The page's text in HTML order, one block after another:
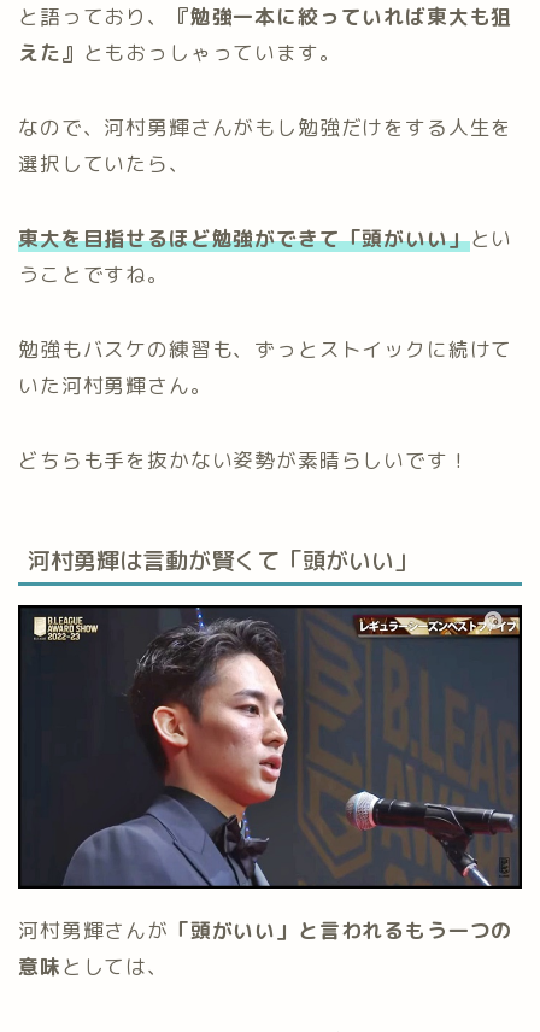
と語っており、
『勉強一本に絞っていれば東大も狙
えた』 ともおっしゃっています。
なので、河村勇輝さんがもし勉強だけをする人生を
選択していたら、
東大を目指せるほど勉強ができて「頭がいい」とい
うことですね。
勉強もバスケの練習も、ずっとストイックに続けて
いた河村勇輝さん。
どちらも手を抜かない姿勢が素晴らしいです！
河村勇輝は言動が賢くて「頭がいい」
河村勇輝さんが 「頭がいい」と言われるもう一つの
意味としては、